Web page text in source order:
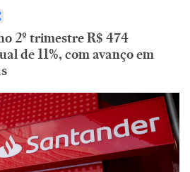
2º trimestre R$ 474
de 11%, com avanço em